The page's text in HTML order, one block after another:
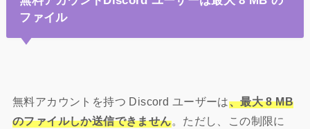
ファイル
無料アカウントを持つ Discord ユーザーは、最大 8 MB
のファイルしか送信できません。ただし、この制限に